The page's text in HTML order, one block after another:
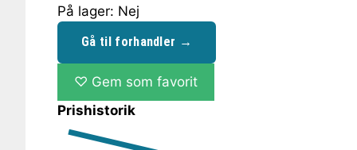
På lager: Nej
Gå til forhandler →
♡ Gem som favorit
Prishistorik